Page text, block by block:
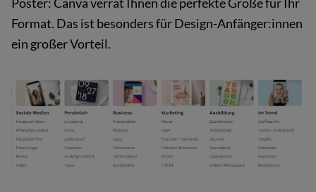
Format. Das ist besonders für Design-Anfänger:innen
ein großer Vorteil.